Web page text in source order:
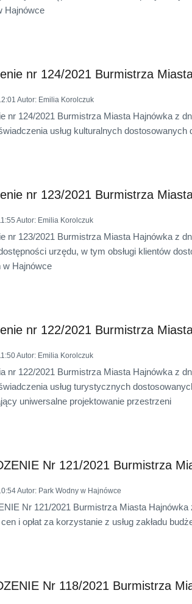
Hajnówce
nr 124/2021 Burmistrza
Autor: Emilia Korolczuk
nr 124/2021 Burmistrza Miasta Hajnówka z
usług kulturalnych
nr 123/2021 Burmistrza
Autor: Emilia Korolczuk
nr 123/2021 Burmistrza Miasta Hajnówka z
urzędu, w tym obsługi klientów
w Hajnówce
nr 122/2021 Burmistrza
Autor: Emilia Korolczuk
nr 122/2021 Burmistrza Miasta Hajnówka z
usług turystycznych
uniwersalne projektowanie przestrzeni
Nr 121/2021 Burmistrza
Autor: Park Wodny w Hajnówce
Nr 121/2021 Burmistrza Miasta
i opłat za korzystanie z usług zakładu
Nr 118/2021 Burmistrza